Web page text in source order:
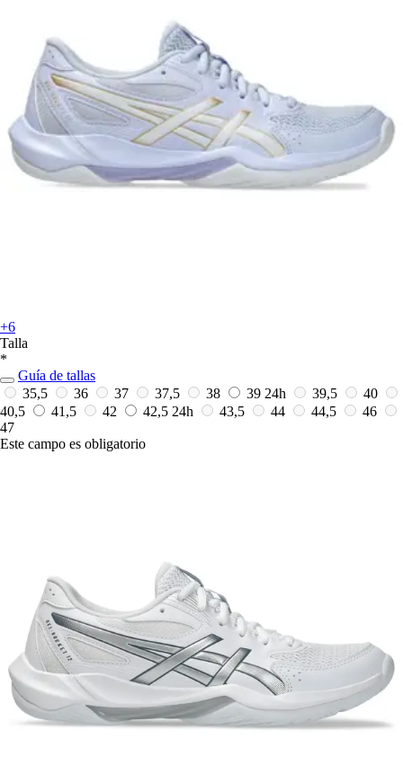
+6
Talla
*
Guía de tallas
35,5
36 37 37,5 38 39 24h 39,5
40
40,5
41,5 42 42,5 24h 43,5 44 44,5
46
47
Este campo es obligatorio